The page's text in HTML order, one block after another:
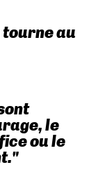
tourne au
le
ou le